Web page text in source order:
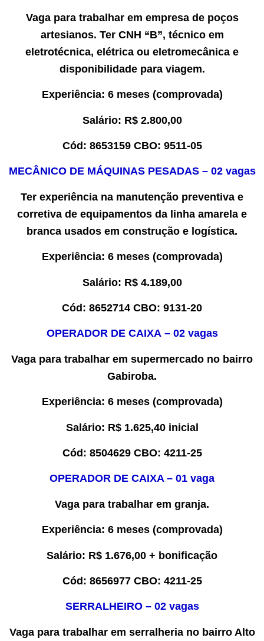
Vaga para trabalhar em empresa de poços
artesianos. Ter CNH “B”, técnico em
eletrotécnica, elétrica ou eletromecânica e
disponibilidade para viagem.
Experiência: 6 meses (comprovada)
Salário: R$ 2.800,00
Cód: 8653159 CBO: 9511-05
MECÂNICO DE MÁQUINAS PESADAS– 02vagas
Ter experiência na manutenção preventiva e
corretiva de equipamentos da linha amarela e
branca usados em construção e logística.
Experiência: 6 meses (comprovada)
Salário: R$ 4.189,00
Cód: 8652714 CBO: 9131-20
OPERADOR DE CAIXA– 02vagas
Vaga para trabalhar em supermercado no bairro
Gabiroba.
Experiência: 6 meses (comprovada)
Salário: R$ 1.625,40 inicial
Cód: 8504629 CBO: 4211-25
OPERADOR DE CAIXA – 01 vaga
Vaga para trabalhar em granja.
Experiência: 6 meses (comprovada)
Salário: R$ 1.676,00 + bonificação
Cód: 8656977 CBO: 4211-25
SERRALHEIRO – 02vagas
Vaga para trabalhar em serralheria no bairro Alto